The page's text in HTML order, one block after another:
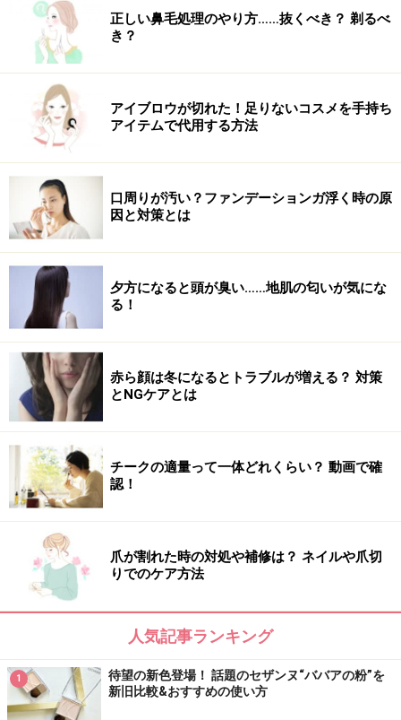
アンリミテッド ブロック：ブースター アドバンスト
SPF50+・PA+++
全4色 30ml（税込各5830円）※画像はエナジーフラッシ
コスパも重視したい人におすすめ1. by365
by365の日焼け止めは快適な使用感が魅力
人気のさらさらUVシリーズからジェルタイプが新登場。
伸びがよく、広げやすいので顔はもちろん、全身にもス
ラリとした仕上がりです。ウォータープルーフで汗、
水、擦れに強いのに、石鹸で落とせる手軽さもポイン
ト。毎日のUVケアを無理なく続けたい人にぴったりで
す。
by365
パウダリーUVジェル
正しい鼻毛処理のやり方……抜くべき？ 剃るべ
き？
アイブロウが切れた！足りないコスメを手持ち
アイテムで代用する方法
口周りが汚い？ファンデーションガ浮く時の原
因と対策とは
夕方になると頭が臭い……地肌の匂いが気にな
る！
赤ら顔は冬になるとトラブルが増える？ 対策
とNGケアとは
チークの適量って一体どれくらい？ 動画で確
認！
爪が割れた時の対処や補修は？ ネイルや爪切
りでのケア方法
人気記事ランキング
1
待望の新色登場！ 話題のセザンヌ“ババアの粉”を
新旧比較&おすすめの使い方